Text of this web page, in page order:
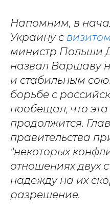
Напомним, в
Украину с
министр Польши
назвал Варшаву
и стабильным
борьбе с
пообещал, что
продолжится.
правительства
"некоторых
отношениях двух
надежду на их
разрешение.